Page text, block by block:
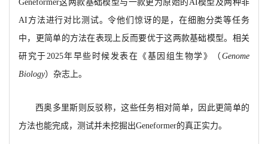
Geneformer这两款基础模型与一款更为原始的AI模型及两种非
AI方法进行对比测试。令他们惊讶的是，在细胞分类等任务
中，更简单的方法在表现上反而要优于这两款基础模型。相关
研究于2025年早些时候发表在《基因组生物学》（Genome
Biology）杂志上。
西奥多里斯则反驳称，这些任务相对简单，因此更简单的
方法也能完成，测试并未挖掘出Geneformer的真正实力。